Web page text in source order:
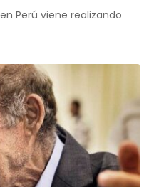
Perú viene realizando